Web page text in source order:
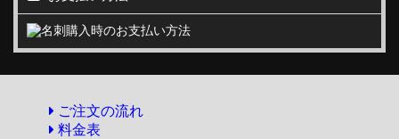
ご注文の流れ
料金表